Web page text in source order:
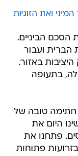
ואת הזוגיות
הסכם הביניים.
הברית ועבור
באזור.
בתעופה
חתימה טובה של
היום את
פתחנו את
פתוחות